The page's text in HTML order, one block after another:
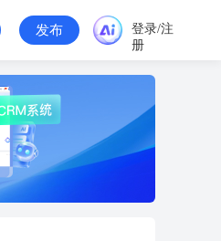
发布
登录/注
册